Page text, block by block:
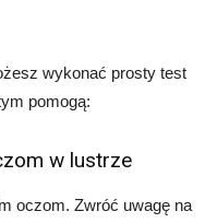
wykonać prosty test
pomogą:
w lustrze
oczom. Zwróć uwagę na